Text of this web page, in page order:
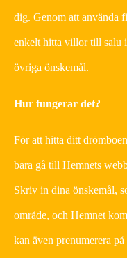
dig. Genom att använda
enkelt hitta villor till salu
övriga önskemål.
Hur fungerar det?
För att hitta ditt
bara gå till Hemnets
Skriv in dina önskemål,
område, och Hemnet
kan även prenumerera